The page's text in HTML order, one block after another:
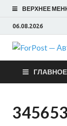
ВЕРХНЕЕ
06.08.2026